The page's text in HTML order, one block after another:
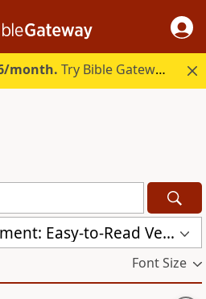
month. Try Bible Gateway Plus.
Serbian New Testament: Easy-to-Read Version (ERV-SR)
Font Size